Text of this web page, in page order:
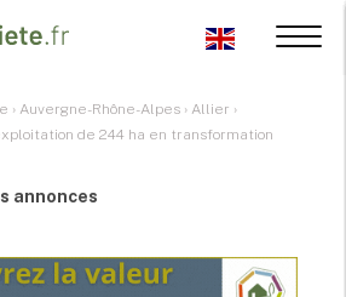
› Auvergne-Rhône-Alpes › Allier ›
de 244 ha en transformation
annonces